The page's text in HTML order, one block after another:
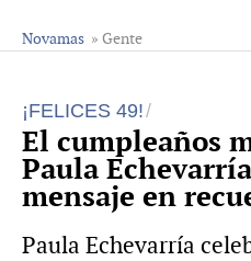
Novamas » Gente